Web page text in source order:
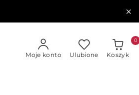
Moje konto Ulubione Koszyk
0